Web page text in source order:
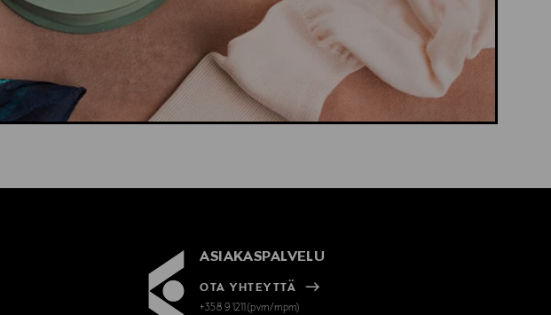
ASIAKASPALVELU
OTA YHTEYTTÄ
+358 9 1211(pvm/mpm)